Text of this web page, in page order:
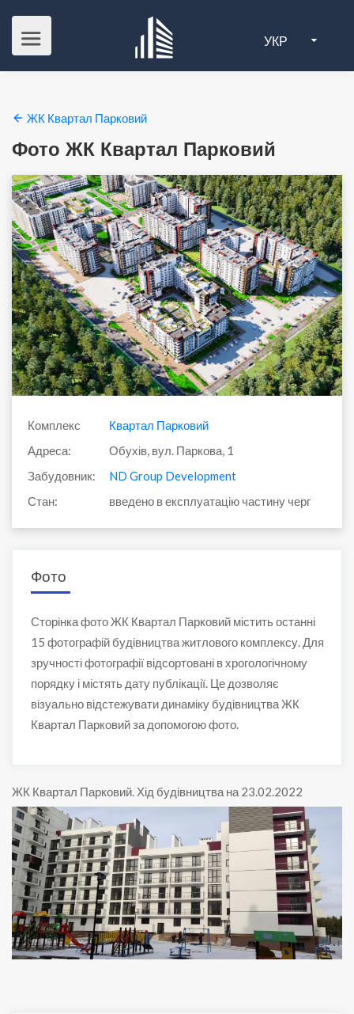
УКР
ЖК Квартал Парковий
Фото ЖК Квартал Парковий
Комплекс
Квартал Парковий
Адреса:
Обухів, вул. Паркова, 1
Забудовник:
ND Group Development
Стан:
введено в експлуатацію частину черг
Фото
Сторінка фото ЖК Квартал Парковий містить останні
15 фотографій будівництва житлового комплексу. Для
зручності фотографії відсортовані в хрогологічному
порядку і містять дату публікації. Це дозволяє
візуально відстежувати динаміку будівництва ЖК
Квартал Парковий за допомогою фото.
ЖК Квартал Парковий. Хід будівництва на 23.02.2022